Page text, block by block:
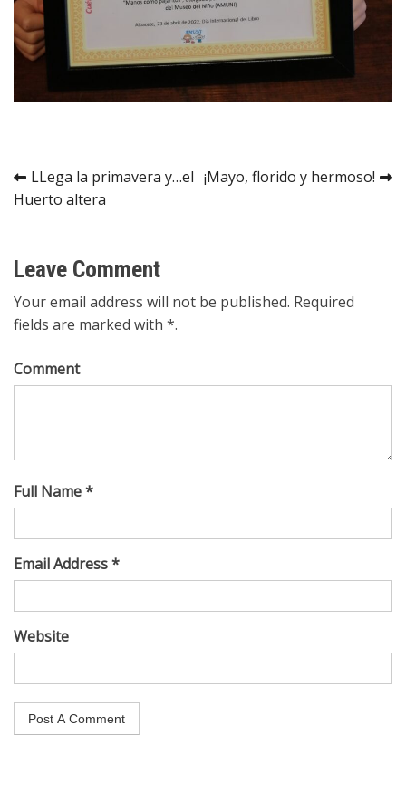
Navegación
de
entradas
LLega la primavera y…el
Huerto altera
¡Mayo, florido y hermoso!
Leave Comment
Your email address will not be published. Required
fields are marked with *.
Comment
Full Name *
Email Address *
Website